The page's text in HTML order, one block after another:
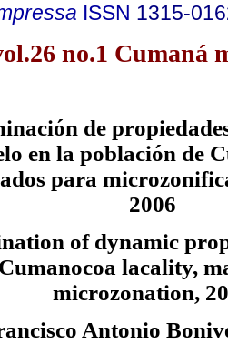
ISSN 1315-
no.1 Cumaná
de
en la población de
para
2006
of dynamic
lacality,
microzonation,
Antonio